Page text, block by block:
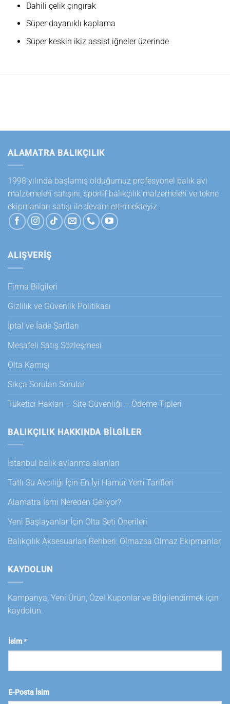
Dahili çelik çıngırak
Süper dayanıklı kaplama
Süper keskin ikiz assist iğneler üzerinde
ALAMATRA BALIKÇILIK
1998 yılında başlamış olduğumuz profesyonel balık avı
malzemeleri satışını, sportif balıkçılık malzemeleri ve tekne
ekipmanları satışı ile devam ettirmekteyiz.
ALIŞVERİŞ
Firma Bilgileri
Gizlilik ve Güvenlik Politikası
İptal ve İade Şartları
Mesafeli Satış Sözleşmesi
Olta Kamışı
Sıkça Sorulan Sorular
Tüketici Hakları – Site Güvenliği – Ödeme Tipleri
BALIKÇILIK HAKKINDA BILGILER
İstanbul balık avlanma alanları
Tatlı Su Avcılığı İçin En İyi Hamur Yem Tarifleri
Alamatra İsmi Nereden Geliyor?
Yeni Başlayanlar İçin Olta Seti Önerileri
Balıkçılık Aksesuarları Rehberi: Olmazsa Olmaz Ekipmanlar
KAYDOLUN
Kampanya, Yeni Ürün, Özel Kuponlar ve Bilgilendirmek için
kaydolun.
İsim*
E-Posta İsim